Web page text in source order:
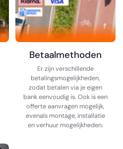
Betaalmethoden
Er zijn verschillende
betalingsmogelijkheden,
zodat betalen via je eigen
bank eenvoudig is. Ook is een
offerte aanvragen mogelijk,
evenals montage, installatie
en verhuur mogelijkheden.